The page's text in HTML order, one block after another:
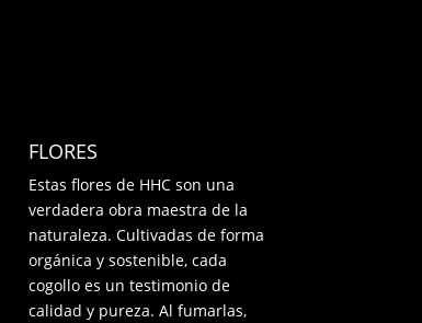
FLORES
Estas flores de HHC son una
verdadera obra maestra de la
naturaleza. Cultivadas de forma
orgánica y sostenible, cada
cogollo es un testimonio de
calidad y pureza. Al fumarlas,